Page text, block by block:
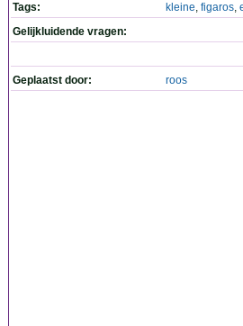
Tags:
kleine, figaros,
Gelijkluidende vragen:
Geplaatst door: roos